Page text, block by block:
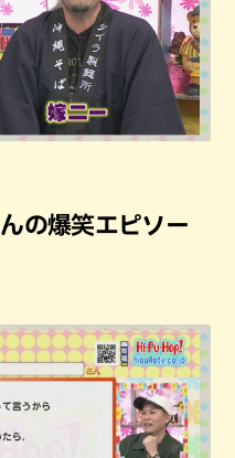
の爆笑エピソー